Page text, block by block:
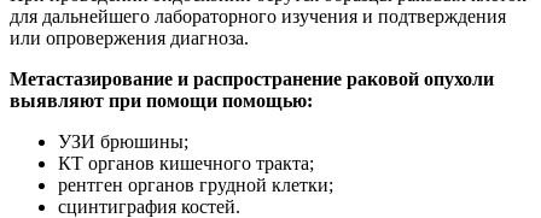
для дальнейшего лабораторного изучения и подтверждения
или опровержения диагноза.
Метастазирование и распространение раковой опухоли
выявляют при помощи помощью:
УЗИ брюшины;
КТ органов кишечного тракта;
рентген органов грудной клетки;
сцинтиграфия костей.